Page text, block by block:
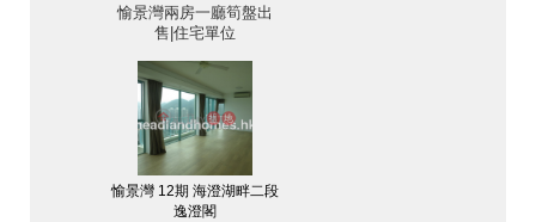
愉景灣兩房一廳筍盤出
售|住宅單位
愉景灣 12期 海澄湖畔二段
逸澄閣